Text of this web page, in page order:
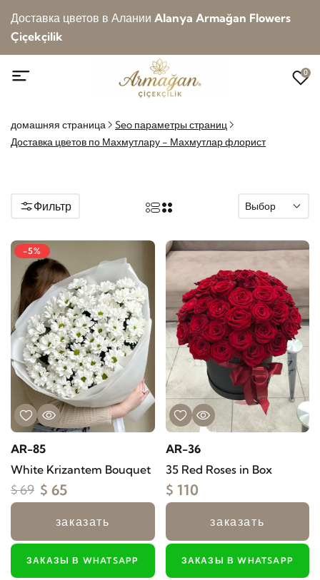
Доставка цветов в Алании Alanya Armağan Flowers
Çiçekçilik
0
домашняя страница
Seo параметры страниц
Доставка цветов по Махмутлару - Махмутлар флорист
Фильтр Выбор
-5%
AR-85
White Krizantem Bouquet
$ 69 $ 65
заказать
ЗАКАЗЫ В WHATSAPP
AR-36
35 Red Roses in Box
$ 110
заказать
ЗАКАЗЫ В WHATSAPP